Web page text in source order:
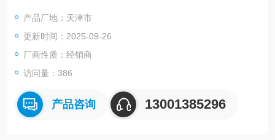
产品厂地：天津市
更新时间：2025-09-26
厂商性质：经销商
访问量：386
产品咨询 13001385296